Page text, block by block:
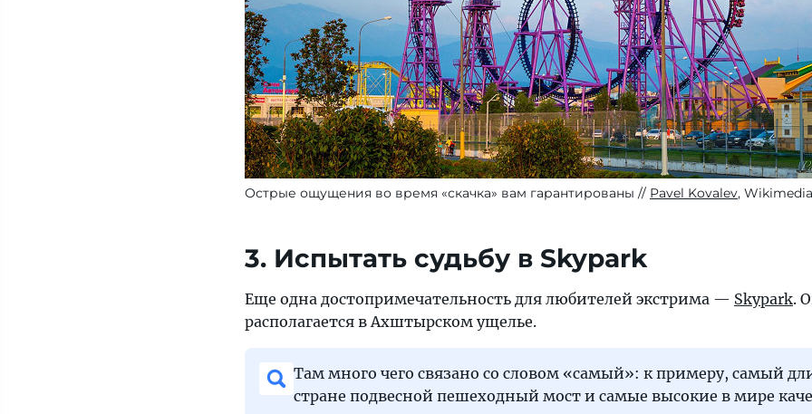
Острые ощущения во время «скачка» вам гарантированы Pavel Kovalev, Wikimedia
3. Испытать судьбу в Skypark
Еще одна достопримечательность для любителей экстрима — Skypark.
располагается в Ахштырском ущелье.
Там много чего связано со словом «самый»: к примеру, самый
стране подвесной пешеходный мост и самые высокие в мире